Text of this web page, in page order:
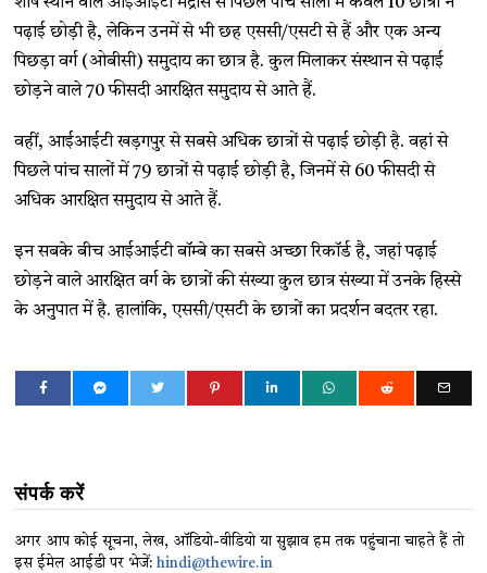
पढ़ाई छोड़ी है, लेकिन उनमें से भी छह एससी/एसटी से हैं और एक अन्य
पिछड़ा वर्ग (ओबीसी) समुदाय का छात्र है. कुल मिलाकर संस्थान से पढ़ाई
छोड़ने वाले 70 फीसदी आरक्षित समुदाय से आते हैं.
वहीं, आईआईटी खड़गपुर से सबसे अधिक छात्रों से पढ़ाई छोड़ी है. वहां से
पिछले पांच सालों में 79 छात्रों से पढ़ाई छोड़ी है, जिनमें से 60 फीसदी से
अधिक आरक्षित समुदाय से आते हैं.
इन सबके बीच आईआईटी बॉम्बे का सबसे अच्छा रिकॉर्ड है, जहां पढ़ाई
छोड़ने वाले आरक्षित वर्ग के छात्रों की संख्या कुल छात्र संख्या में उनके हिस्से
के अनुपात में है. हालांकि, एससी/एसटी के छात्रों का प्रदर्शन बदतर रहा.
संपर्क करें
अगर आप कोई सूचना, लेख, ऑडियो-वीडियो या सुझाव हम तक पहुंचाना चाहते हैं तो
इस ईमेल आईडी पर भेजें: hindi@thewire.in